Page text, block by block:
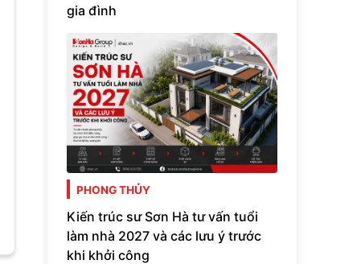
gia đình
PHONG THỦY
Kiến trúc sư Sơn Hà tư vấn tuổi
làm nhà 2027 và các lưu ý trước
khi khởi công